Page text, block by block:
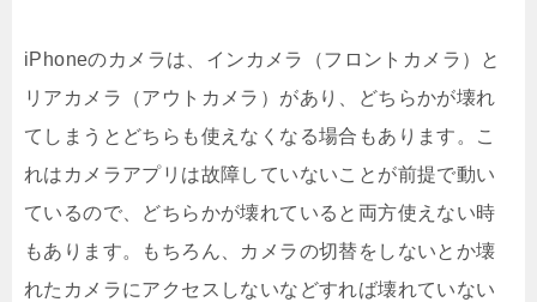
iPhoneのカメラは、インカメラ（フロントカメラ）と
リアカメラ（アウトカメラ）があり、どちらかが壊れ
てしまうとどちらも使えなくなる場合もあります。こ
れはカメラアプリは故障していないことが前提で動い
ているので、どちらかが壊れていると両方使えない時
もあります。もちろん、カメラの切替をしないとか壊
れたカメラにアクセスしないなどすれば壊れていない